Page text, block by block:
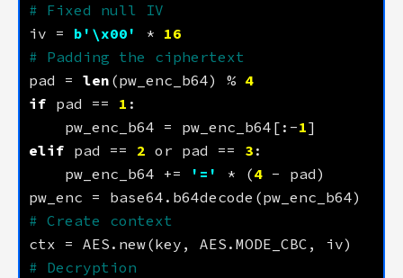
# Fixed null IV
iv = b ' \x00 ' * 16
# Padding the ciphertext
pad = len (pw_enc_b64) % 4
if pad == 1
    pw_enc_b64 = pw_enc_b64[:-
1
elif pad == 2 or pad == 3
    pw_enc_b64 +=
'=' * (4
# Create context
# Decryption